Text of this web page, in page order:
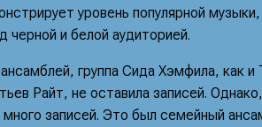
уровень популярной
черной и белой аудиторией.
группа Сида Хэмфила, как и
Райт, не оставила записей.
записей. Это был семейный